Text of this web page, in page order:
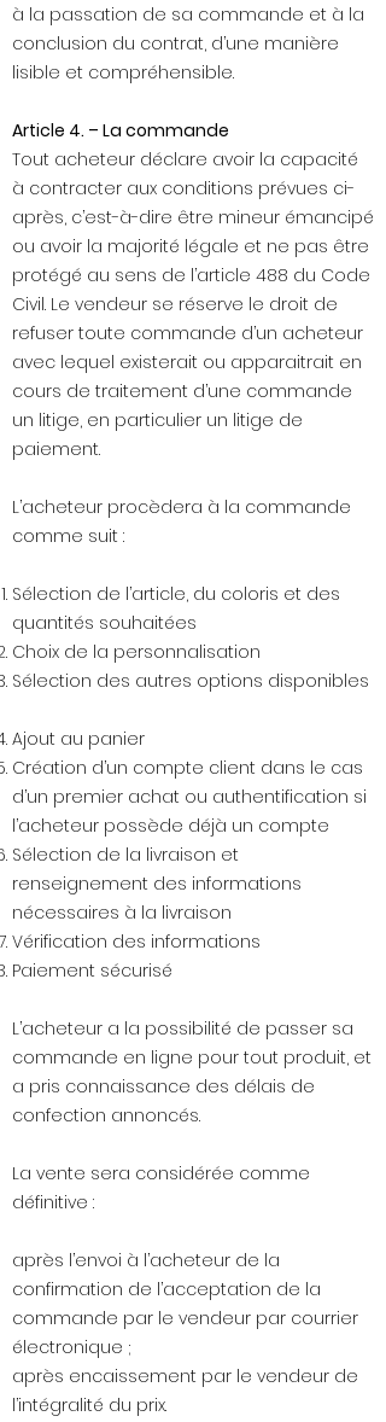
à la passation de sa commande et à la
conclusion du contrat, d’une manière
lisible et compréhensible.
Article 4. – La commande
Tout acheteur déclare avoir la capacité
à contracter aux conditions prévues ci-
après, c’est-à-dire être mineur émancipé
ou avoir la majorité légale et ne pas être
protégé au sens de l’article 488 du Code
Civil. Le vendeur se réserve le droit de
refuser toute commande d’un acheteur
avec lequel existerait ou apparaitrait en
cours de traitement d’une commande
un litige, en particulier un litige de
paiement.
L’acheteur procèdera à la commande
comme suit :
Sélection de l’article, du coloris et des
quantités souhaitées
Choix de la personnalisation
Sélection des autres options disponibles
Ajout au panier
Création d’un compte client dans le cas
d’un premier achat ou authentification si
l’acheteur possède déjà un compte
Sélection de la livraison et
renseignement des informations
nécessaires à la livraison
Vérification des informations
Paiement sécurisé
L’acheteur a la possibilité de passer sa
commande en ligne pour tout produit, et
a pris connaissance des délais de
confection annoncés.
La vente sera considérée comme
définitive :
après l’envoi à l’acheteur de la
confirmation de l’acceptation de la
commande par le vendeur par courrier
électronique ;
après encaissement par le vendeur de
l’intégralité du prix.